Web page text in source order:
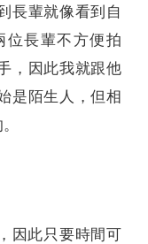
長輩就像看到自
位長輩不方便拍
，因此我就跟他
是陌生人，但相
因此只要時間可